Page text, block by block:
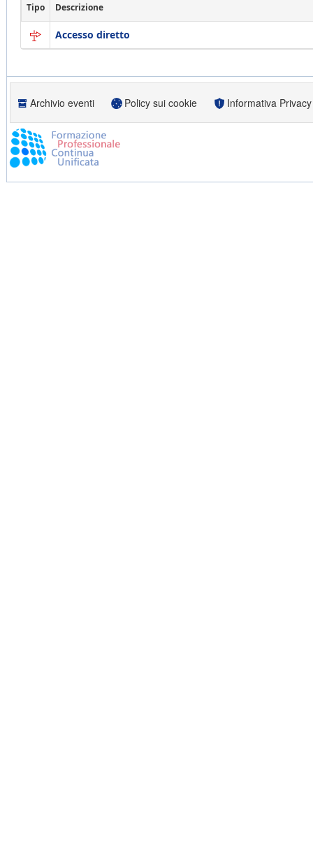
Tipo Descrizione
Accesso diretto
Archivio eventi Policy sui cookie Informativa Privacy